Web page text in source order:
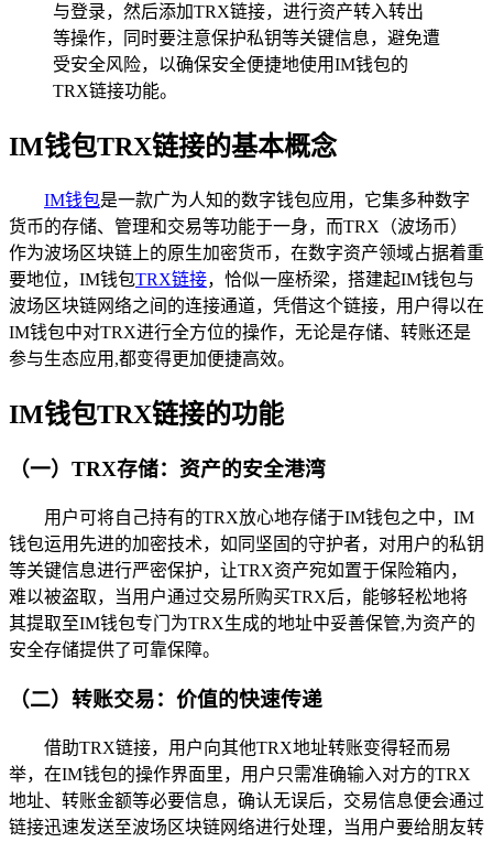
与登录，然后添加TRX链接，进行资产转入转出
等操作，同时要注意保护私钥等关键信息，避免遭
受安全风险，以确保安全便捷地使用IM钱包的
TRX链接功能。
IM钱包TRX链接的基本概念
IM钱包是一款广为人知的数字钱包应用，它集多种数字
货币的存储、管理和交易等功能于一身，而TRX（波场币）
作为波场区块链上的原生加密货币，在数字资产领域占据着重
要地位，IM钱包TRX链接，恰似一座桥梁，搭建起IM钱包与
波场区块链网络之间的连接通道，凭借这个链接，用户得以在
IM钱包中对TRX进行全方位的操作，无论是存储、转账还是
参与生态应用,都变得更加便捷高效。
IM钱包TRX链接的功能
（一）TRX存储：资产的安全港湾
用户可将自己持有的TRX放心地存储于IM钱包之中，IM
钱包运用先进的加密技术，如同坚固的守护者，对用户的私钥
等关键信息进行严密保护，让TRX资产宛如置于保险箱内，
难以被盗取，当用户通过交易所购买TRX后，能够轻松地将
其提取至IM钱包专门为TRX生成的地址中妥善保管,为资产的
安全存储提供了可靠保障。
（二）转账交易：价值的快速传递
借助TRX链接，用户向其他TRX地址转账变得轻而易
举，在IM钱包的操作界面里，用户只需准确输入对方的TRX
地址、转账金额等必要信息，确认无误后，交易信息便会通过
链接迅速发送至波场区块链网络进行处理，当用户要给朋友转